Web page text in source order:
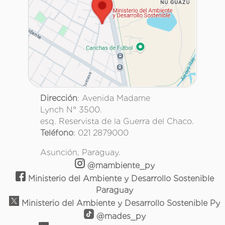
Dirección: Avenida Madame
Lynch N° 3500.
esq. Reservista de la Guerra del Chaco.
Teléfono: 021 2879000
Asunción, Paraguay.
@mambiente_py
Ministerio del Ambiente y Desarrollo Sostenible
Paraguay
Ministerio del Ambiente y Desarrollo Sostenible Py
@mades_py